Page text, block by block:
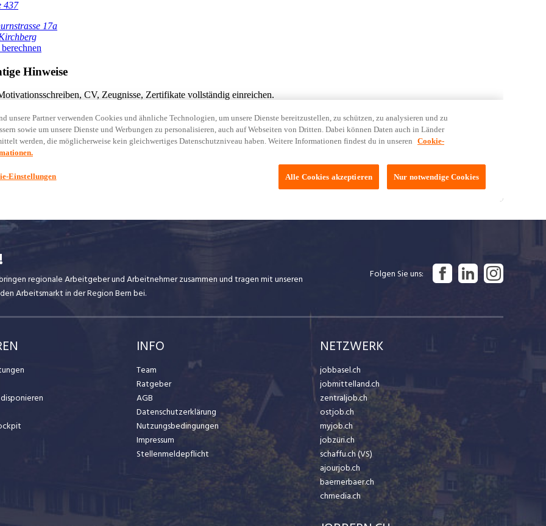
regionale Arbeitgeber und Arbeitnehmer zusammen und tragen mit unseren
Arbeitsmarkt in der Region Bern bei.
Folgen Sie uns
INFO
Team
Ratgeber
AGB
Datenschutzerklärung
Nutzungsbedingungen
Impressum
Stellenmeldepflicht
NETZWERK
jobbasel.ch
jobmittelland.ch
zentraljob.ch
ostjob.ch
myjob.ch
jobzüri.ch
schaffu.ch (VS)
ajourjob.ch
baernerbaer.ch
chmedia.ch